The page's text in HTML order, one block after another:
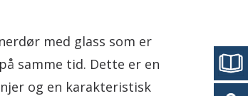
med glass som er
samme tid. Dette er en
og en karakteristisk